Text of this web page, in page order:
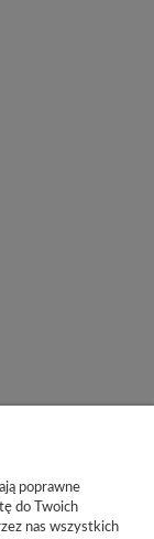
poprawne
do Twoich
nas wszystkich